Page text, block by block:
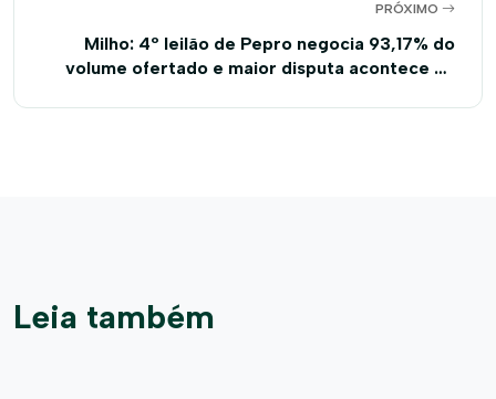
PRÓXIMO
Milho: 4º leilão de Pepro negocia 93,17% do
volume ofertado e maior disputa acontece no
Leia também